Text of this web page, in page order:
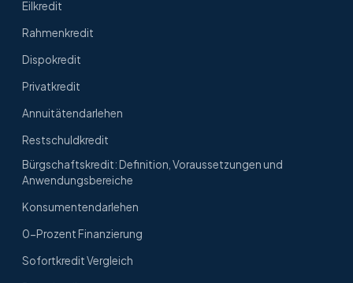
Eilkredit
Rahmenkredit
Dispokredit
Privatkredit
Annuitätendarlehen
Restschuldkredit
Bürgschaftskredit: Definition, Voraussetzungen und
Anwendungsbereiche
Konsumentendarlehen
0-Prozent Finanzierung
Sofortkredit Vergleich